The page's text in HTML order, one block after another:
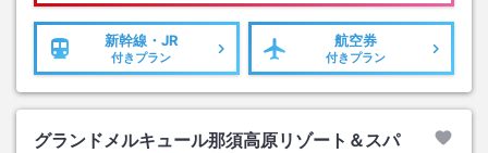
新幹線・JR
付きプラン
航空券
付きプラン
グランドメルキュール那須高原リゾート＆スパ